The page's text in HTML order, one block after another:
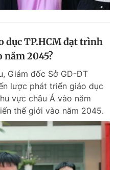
dục TP.HCM đạt trình
2045?
Giám đốc Sở GD-ĐT
lược phát triển giáo dục
vực châu Á vào năm
thế giới vào năm 2045.